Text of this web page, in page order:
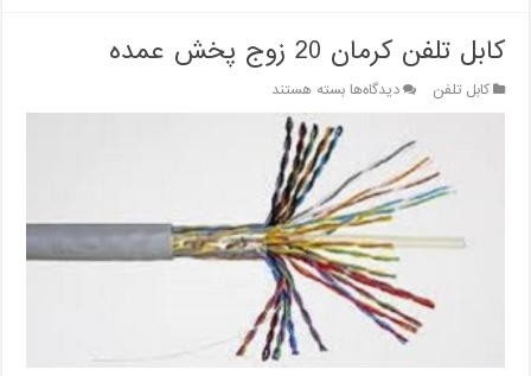
کابل تلفن کرمان 20 زوج پخش عمده
کابل تلفن دیدگاه‌هابرای
کابل
تلفن
کرمان
زوج
پخش
عمده
بسته هستند